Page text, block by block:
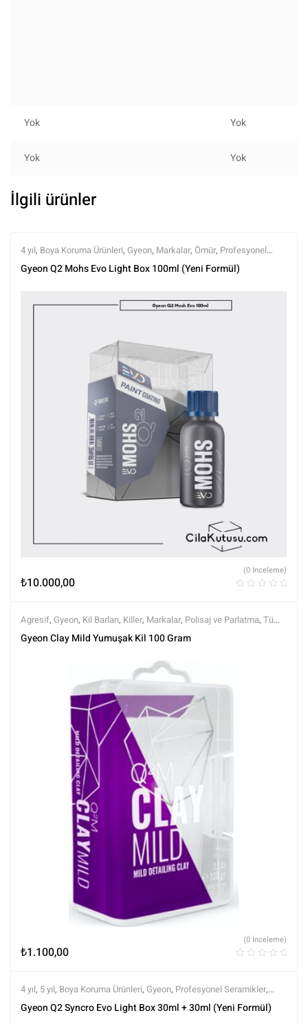
Yok Yok
Yok Yok
İlgili ürünler
4 yıl, Boya Koruma Ürünleri, Gyeon, Markalar, Ömür, Profesyonel
Seramikler ,Semi Profesyonel Seramikler ,Seramik Boya Koruma
Gyeon Q2 Mohs Evo Light Box 100ml (Yeni Formül)
₺10.000,00
(0 İnceleme)
Agresif, Gyeon, Kil Barları, Killer, Markalar, Polisaj ve Parlatma, Tüm
Ürünler ,Tüm Ürünler,Yüzey Temizleyici ve Arındırıcılar
Gyeon Clay Mild Yumuşak Kil 100 Gram
₺1.100,00
(0 İnceleme)
4 yıl, 5 yıl, Boya Koruma Ürünleri, Gyeon, Profesyonel Seramikler,
Semi Profesyonel Seramikler, Tüm Ürünler,Tüm Ürünler
Gyeon Q2 Syncro Evo Light Box 30ml + 30ml (Yeni Formül)